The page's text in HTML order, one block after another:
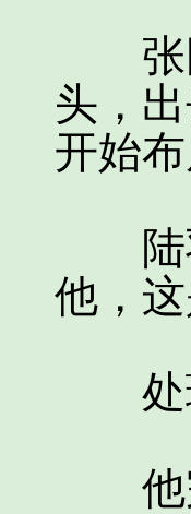
张刚
头，
开始
陆羽
他，
处理
他完